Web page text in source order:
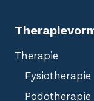
Therapie
Fysiotherapie
Podotherapie